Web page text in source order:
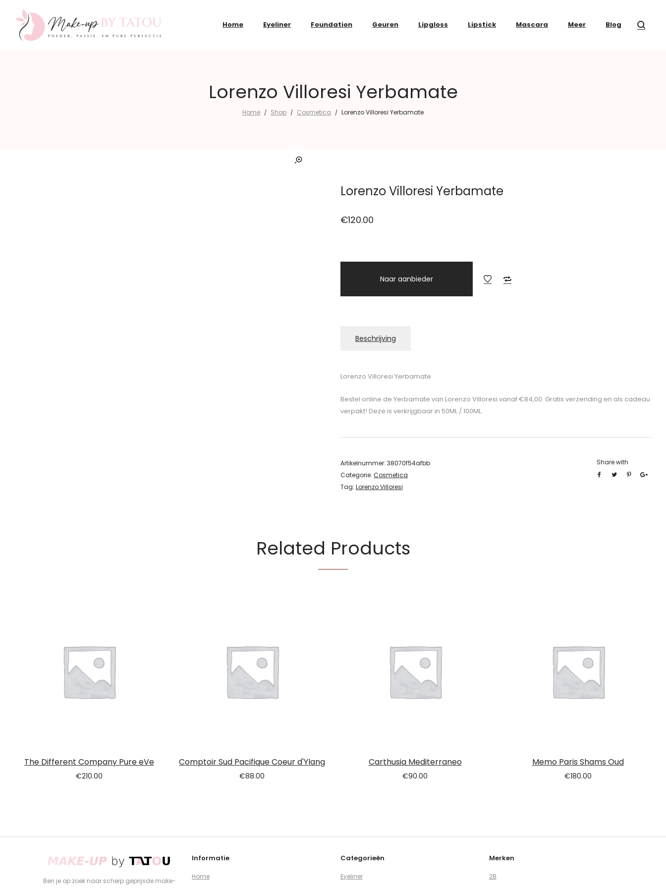
Home Eyeliner Foundation Geuren Lipgloss Lipstick Mascara Meer Blog
Lorenzo Villoresi Yerbamate
Home / Shop / Cosmetica / Lorenzo Villoresi Yerbamate
Lorenzo Villoresi Yerbamate
€120.00
Naar aanbieder
Beschrijving
Lorenzo Villoresi Yerbamate
Bestel online de Yerbamate van Lorenzo Villoresi vanaf €84,00. Gratis verzending en als cadeau
verpakt! Deze is verkrijgbaar in 50ML / 100ML.
Artikelnummer: 38070f54afbb
Categorie: Cosmetica
Tag: Lorenzo Villoresi
Share with
Related Products
The Different Company Pure eVe
€210.00
Comptoir Sud Pacifique Coeur d'Ylang
€88.00
Carthusia Mediterraneo
€90.00
Memo Paris Shams Oud
€180.00
Ben je op zoek naar scherp geprijsde make-
Informatie
Home
Categorieën
Eyeliner
Merken
2B